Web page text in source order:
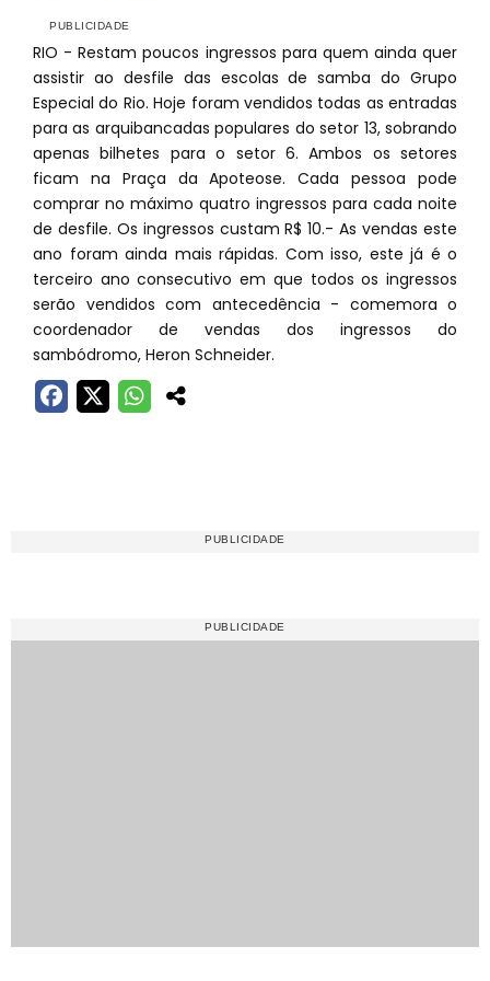
RIO - Restam poucos ingressos para quem ainda quer
assistir ao desfile das escolas de samba do Grupo
Especial do Rio. Hoje foram vendidos todas as entradas
para as arquibancadas populares do setor 13, sobrando
apenas bilhetes para o setor 6. Ambos os setores
ficam na Praça da Apoteose. Cada pessoa pode
comprar no máximo quatro ingressos para cada noite
de desfile. Os ingressos custam R$ 10.- As vendas este
ano foram ainda mais rápidas. Com isso, este já é o
terceiro ano consecutivo em que todos os ingressos
serão vendidos com antecedência - comemora o
coordenador de vendas dos ingressos do
sambódromo, Heron Schneider.